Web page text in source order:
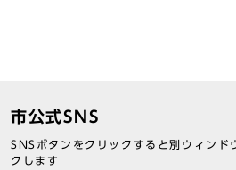
市公式SNS
SNSボタンをクリックすると別ウィンド
クします